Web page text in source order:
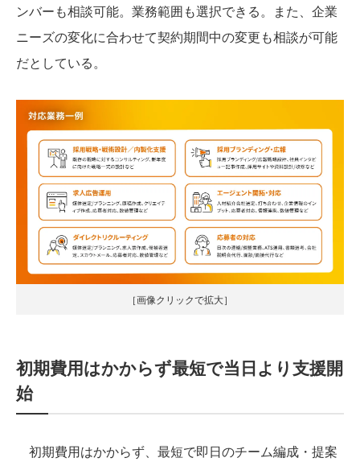
ンバーも相談可能。業務範囲も選択できる。また、企業
ニーズの変化に合わせて契約期間中の変更も相談が可能
だとしている。
［画像クリックで拡大］
初期費用はかからず最短で当日より支援開
始
初期費用はかからず、最短で即日のチーム編成・提案